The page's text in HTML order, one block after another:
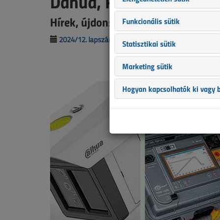
Hírek, újdonságok
2024/12. lapszám VL online | 1599 |
Funkcionális sütik
Statisztikai sütik
Marketing sütik
Hogyan kapcsolhatók ki vagy